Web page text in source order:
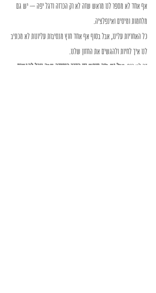
אף אחד לא מספר לנו מראש שזה לא רק הכרזה ודגל יפה – יש גם
מלחמות ומיסים ואינפלציה.
כל האחריות עלינו, אבל בסוף אף אחד חוץ מנסיבות עליונות לא מכתיב
לנו איך לחיות ולהגשים את החזון שלנו.
זה לא כיף, אבל יש בזה חופש וזו הדרך היחידה שבה נוכל להגשים